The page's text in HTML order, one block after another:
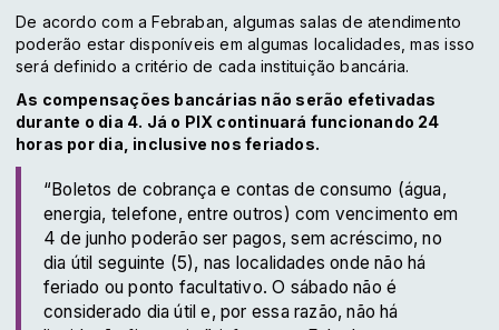
De acordo com a Febraban, algumas salas de atendimento
poderão estar disponíveis em algumas localidades, mas isso
será definido a critério de cada instituição bancária.
As compensações bancárias não serão efetivadas
durante o dia 4. Já o PIX continuará funcionando 24
horas por dia, inclusive nos feriados.
“Boletos de cobrança e contas de consumo (água,
energia, telefone, entre outros) com vencimento em
4 de junho poderão ser pagos, sem acréscimo, no
dia útil seguinte (5), nas localidades onde não há
feriado ou ponto facultativo. O sábado não é
considerado dia útil e, por essa razão, não há